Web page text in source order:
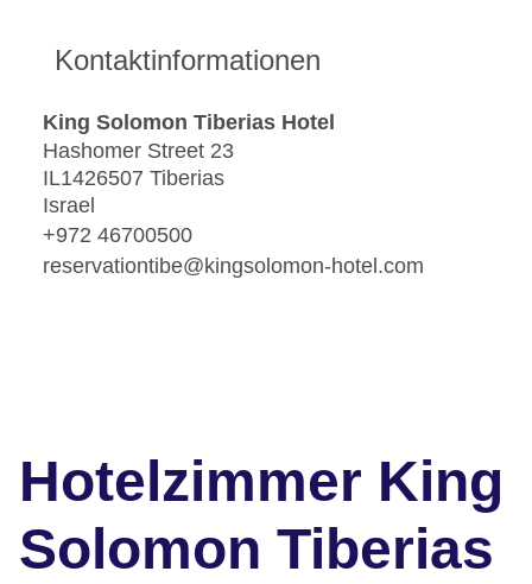
Kontaktinformationen
King Solomon Tiberias Hotel
Hashomer Street 23
IL1426507 Tiberias
Israel
+972 46700500
reservationtibe@kingsolomon-hotel.com
Hotelzimmer King
Solomon Tiberias